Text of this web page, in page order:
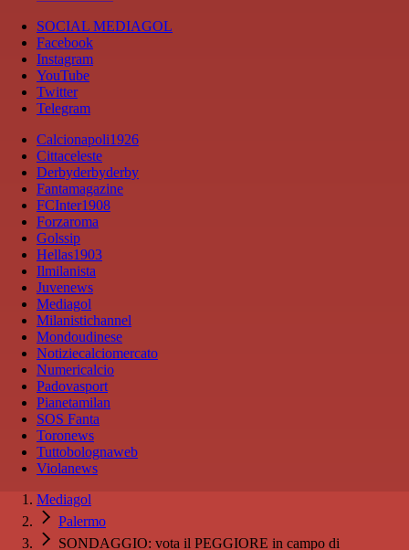
SOCIAL MEDIAGOL
Facebook
Instagram
YouTube
Twitter
Telegram
Calcionapoli1926
Cittaceleste
Derbyderbyderby
Fantamagazine
FCInter1908
Forzaroma
Golssip
Hellas1903
Ilmilanista
Juvenews
Mediagol
Milanistichannel
Mondoudinese
Notiziecalciomercato
Numericalcio
Padovasport
Pianetamilan
SOS Fanta
Toronews
Tuttobolognaweb
Violanews
Mediagol
Palermo
SONDAGGIO: vota il PEGGIORE in campo di